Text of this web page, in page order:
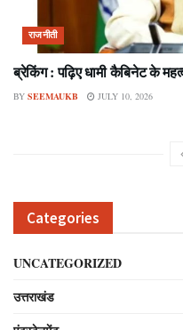
राजनीती
ब्रेकिंग : पढ़िए धामी कैबिनेट के
BY SEEMAUKB JULY 10, 2026
Categories
UNCATEGORIZED
उत्तराखंड